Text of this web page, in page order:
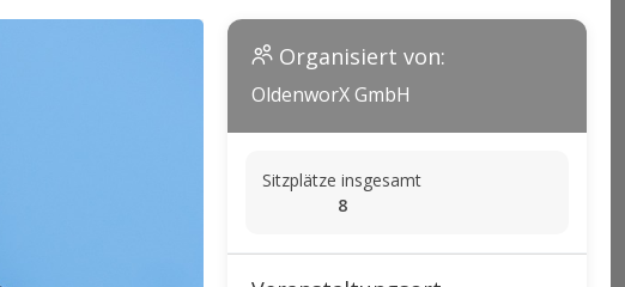
Organisiert von:
OldenworX GmbH
Sitzplätze insgesamt
8